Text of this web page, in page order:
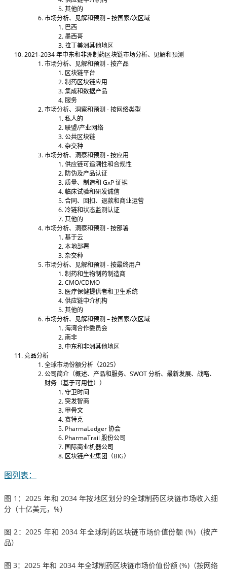
其他的
市场分析、见解和预测 – 按国家/次区域
巴西
墨西哥
拉丁美洲其他地区
2021-2034 年中东和非洲制药区块链市场分析、见解和预测
市场分析、见解和预测 - 按产品
区块链平台
制药区块链应用
集成和数据产品
服务
市场分析、洞察和预测 - 按网络类型
私人的
联盟/产业网络
公共区块链
杂交种
市场分析、洞察和预测 - 按应用
供应链可追溯性和合规性
防伪及产品认证
质量、制造和 GxP 证据
临床试验和研发诚信
合同、回扣、退款和商业运营
冷链和状态监测认证
其他的
市场分析、洞察和预测 - 按部署
基于云
本地部署
杂交种
市场分析、见解和预测 - 按最终用户
制药和生物制药制造商
CMO/CDMO
医疗保健提供者和卫生系统
供应链中介机构
其他的
市场分析、见解和预测 – 按国家/次区域
海湾合作委员会
南非
中东和非洲其他地区
竞品分析
全球市场份额分析（2025）
公司简介（概述、产品和服务、SWOT 分析、最新发展、战略、
财务（基于可用性））
守卫时间
突发智商
甲骨文
赛特克
PharmaLedger 协会
PharmaTrail 股份公司
国际商业机器公司
区块链产业集团（BIG）
图列表：
图 1：2025 年和 2034 年按地区划分的全球制药区块链市场收入细
分（十亿美元，%）
图 2：2025 年和 2034 年全球制药区块链市场价值份额 (%)（按产
品）
图 3：2025 年和 2034 年全球制药区块链市场价值份额 (%)（按网络